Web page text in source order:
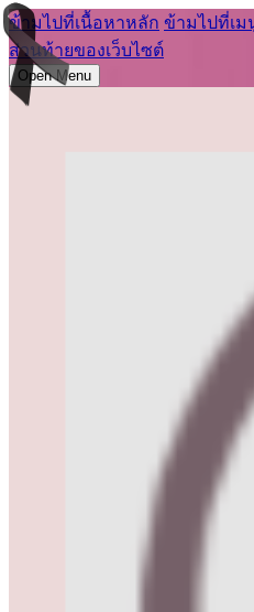
ข้ามไปที่เนื้อหาหลัก ข้ามไปที่เม
ส่วนท้ายของเว็บไซต์
Open Menu